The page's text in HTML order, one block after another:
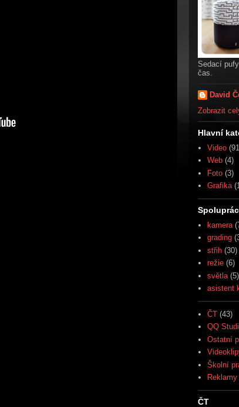
Sedací
čas.
David
Zobrazit
Hlavní
Video
Web (4)
Foto (3)
Grafika
kamera
grading
střih (30)
režie (6)
světla (5)
asistent
ČT (43)
QQ
Ostatní
Školní
Reklamy
ČT